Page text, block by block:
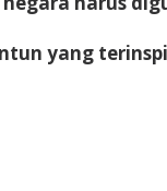
yang